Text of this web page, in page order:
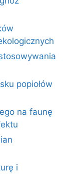
popiołów
na faunę
i